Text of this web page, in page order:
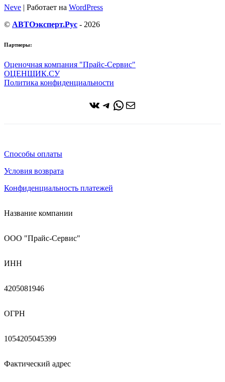
Neve | Работает на WordPress
© АВТОэксперт.Рус - 2026
Партнеры:
Оценочная компания "Прайс-Сервис"
ОЦЕНЩИК.СУ
Политика конфиденциальности
ВКонтакте
Telegram
WhatsApp
Почта
Способы оплаты
Условия возврата
Конфиденциальность платежей
Название компании
ООО "Прайс-Сервис"
ИНН
4205081946
ОГРН
1054205045399
Фактический адрес